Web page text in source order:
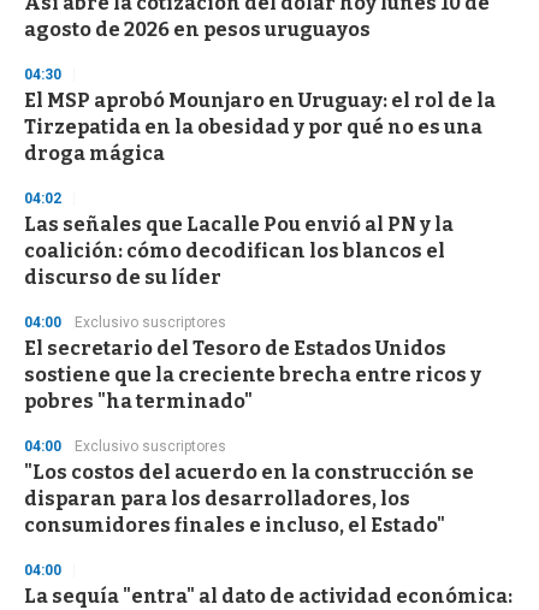
e
c
n
d
s
agosto de 2026 en pesos uruguayos
04:30
El MSP aprobó Mounjaro en Uruguay: el rol de la
Tirzepatida en la obesidad y por qué no es una
droga mágica
04:02
Las señales que Lacalle Pou envió al PN y la
coalición: cómo decodifican los blancos el
discurso de su líder
04:00 Exclusivo suscriptores
El secretario del Tesoro de Estados Unidos
sostiene que la creciente brecha entre ricos y
pobres "ha terminado"
04:00 Exclusivo suscriptores
"Los costos del acuerdo en la construcción se
disparan para los desarrolladores, los
consumidores finales e incluso, el Estado"
04:00
La sequía "entra" al dato de actividad económica: